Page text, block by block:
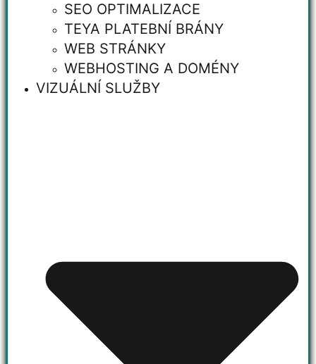
SEO OPTIMALIZACE
TEYA PLATEBNÍ BRÁNY
WEB STRÁNKY
WEBHOSTING A DOMÉNY
VIZUÁLNÍ SLUŽBY